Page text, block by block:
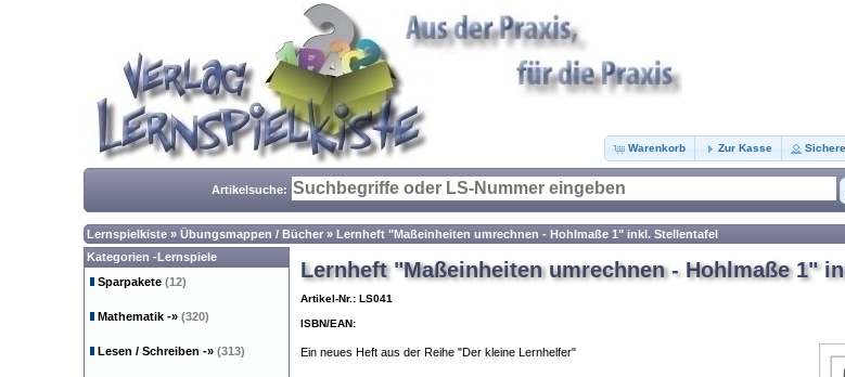
Warenkorb Zur Kasse
Artikelsuche:
Lernspielkiste » Übungsmappen / Bücher » Lernheft "Maßeinheiten umrechnen - Hohlmaße 1" inkl. Stellentafel
Lernheft "Maßeinheiten umrechnen - Hohlmaße 1"
Artikel-Nr.: LS041
ISBN/EAN:
Ein neues Heft aus der Reihe "Der kleine Lernhelfer"
Kategorien -Lernspiele
Sparpakete (12)
Mathematik -» (320)
Lesen / Schreiben -» (313)